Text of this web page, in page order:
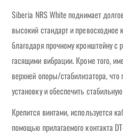
Siberia NRS White поднимает
высокий стандарт и превосходное
благодаря прочному кронштейну
гасящими вибрации. Кроме того,
верхней опоры/стабилизатора,
установку и обеспечить
Крепится винтами, используется
помощью прилагаемого контакта